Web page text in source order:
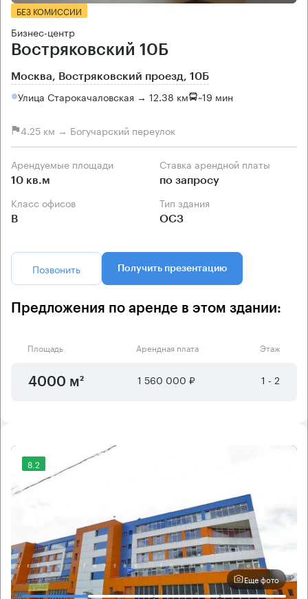
БЕЗ КОМИССИИ
Бизнес-центр
Востряковский 10Б
Москва, Востряковский проезд, 10Б
Улица Старокачаловская → 12.38 км ~19 мин
4.25 км → Богучарский переулок
Арендуемые площади
10 кв.м
Ставка арендной платы
по запросу
Класс офисов
B
Тип здания
ОСЗ
Позвонить Получить презентацию
Предложения по аренде в этом здании:
Площадь Арендная плата Этаж
4000 м² 1 560 000 ₽ 1 - 2
8.2
Еще фото